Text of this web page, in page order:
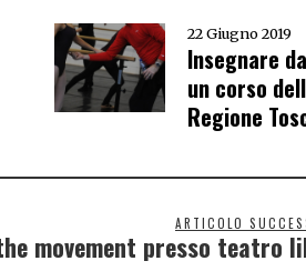
22 Giugno 2019
Insegnare
un corso
Regione
ARTICOLO
movement presso teatro